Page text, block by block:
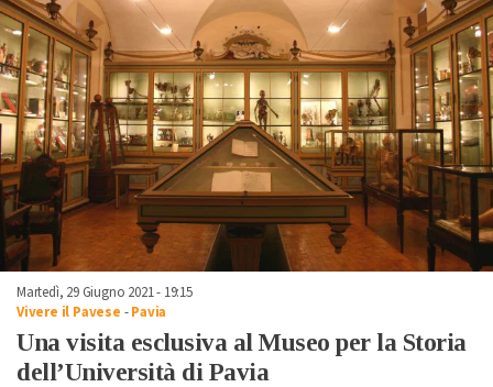
Martedì, 29 Giugno 2021 - 19:15
Vivere il Pavese -Pavia
Una visita esclusiva al Museo per la Storia
dell’Università di Pavia